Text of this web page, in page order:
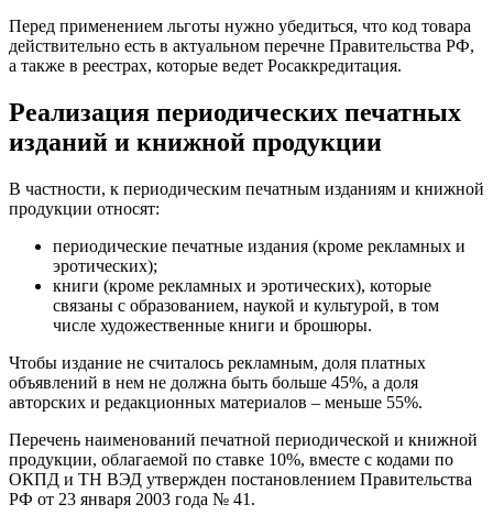
Перед применением льготы нужно убедиться, что код товара
действительно есть в актуальном перечне Правительства РФ,
а также в реестрах, которые ведет Росаккредитация.
Реализация периодических печатных
изданий и книжной продукции
В частности, к периодическим печатным изданиям и книжной
продукции относят:
периодические печатные издания (кроме рекламных и
эротических);
книги (кроме рекламных и эротических), которые
связаны с образованием, наукой и культурой, в том
числе художественные книги и брошюры.
Чтобы издание не считалось рекламным, доля платных
объявлений в нем не должна быть больше 45%, а доля
авторских и редакционных материалов – меньше 55%.
Перечень наименований печатной периодической и книжной
продукции, облагаемой по ставке 10%, вместе с кодами по
ОКПД и ТН ВЭД утвержден постановлением Правительства
РФ от 23 января 2003 года № 41.